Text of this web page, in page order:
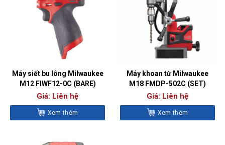
Máy siết bu lông Milwaukee
M12 FIWF12-0C (BARE)
Giá: Liên hệ
Xem thêm
Máy khoan từ Milwaukee
M18 FMDP-502C (SET)
Giá: Liên hệ
Xem thêm